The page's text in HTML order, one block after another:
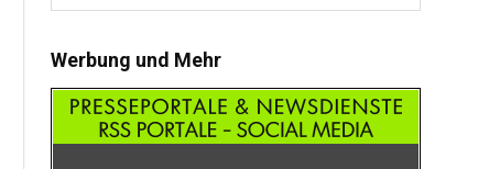
Werbung und Mehr